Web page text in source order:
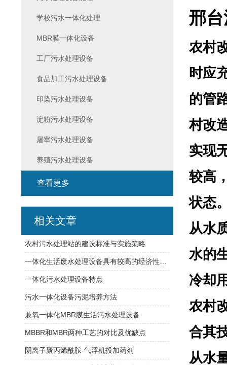
邢
农村
时应
的管
村改
实现
较高
状态
从水
水的
冷却
农村
合其
从水
学校污水一体化处理
MBR膜一体化设备
工厂污水处理设备
食品加工污水处理设备
印染污水处理设备
淀粉污水处理设备
屠宰污水处理设备
养殖污水处理设备
查看更多
相关文章
农村污水处理站的建设标准与实施策略
一体化污水处理设备特点
污水一体化设备污泥培养方法
兼氧一体化MBR膜生活污水处理设备
MBBR和MBR两种工艺的对比及优缺点
阴离子聚丙烯酰胺-气浮机投加药剂